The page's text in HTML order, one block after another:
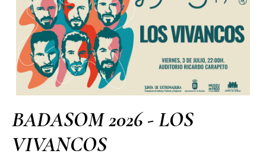
BADASOM 2026 - LOS
VIVANCOS